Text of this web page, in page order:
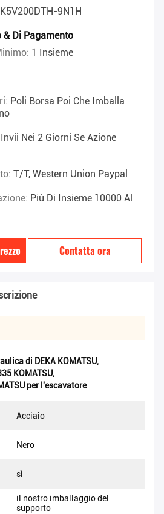
K5V200DTH-9N1H
Di Pagamento
1 Insieme
Poli Borsa Poi Che Imballa
Invii Nei 2 Giorni Se Azione
T/T, Western Union Paypal
Più Di Insieme 10000 Al
Contatta ora
di DEKA KOMATSU,
KOMATSU,
per l'escavatore
Acciaio
Nero
sì
il nostro imballaggio del
supporto